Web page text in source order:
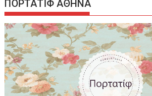
ΠΟΡΤΑΤΙΦ ΑΘΗΝΑ